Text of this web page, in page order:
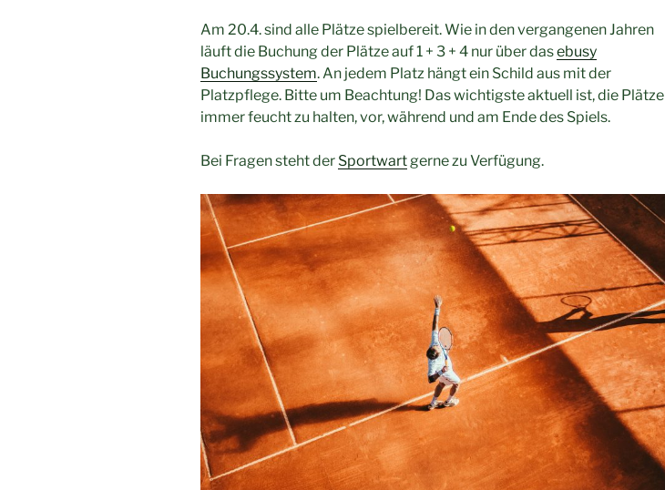
Am 20.4. sind alle Plätze spielbereit. Wie in den vergangenen Jahren
läuft die Buchung der Plätze auf 1 + 3 + 4 nur über dasebusy
Buchungssystem. An jedem Platz hängt ein Schild aus mit der
Platzpflege. Bitte um Beachtung! Das wichtigste aktuell ist, die Plätze
immer feucht zu halten, vor, während und am Ende des Spiels.
Bei Fragen steht der Sportwartgerne zu Verfügung.